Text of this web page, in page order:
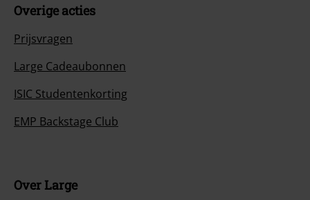
Overige acties
Prijsvragen
Large Cadeaubonnen
ISIC Studentenkorting
EMP Backstage Club
Over Large